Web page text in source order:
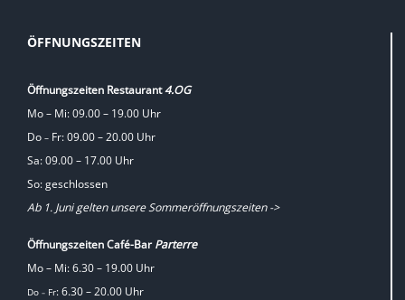
ÖFFNUNGSZEITEN
Öffnungszeiten Restaurant4.OG
Mo – Mi: 09.00 – 19.00 Uhr
Do – Fr: 09.00 – 20.00 Uhr
Sa: 09.00 – 17.00 Uhr
So: geschlossen
Ab 1. Juni gelten unsere Sommeröffnungszeiten ->
Öffnungszeiten Café-BarParterre
Mo – Mi: 6.30 – 19.00 Uhr
Do – Fr: 6.30 – 20.00 Uhr